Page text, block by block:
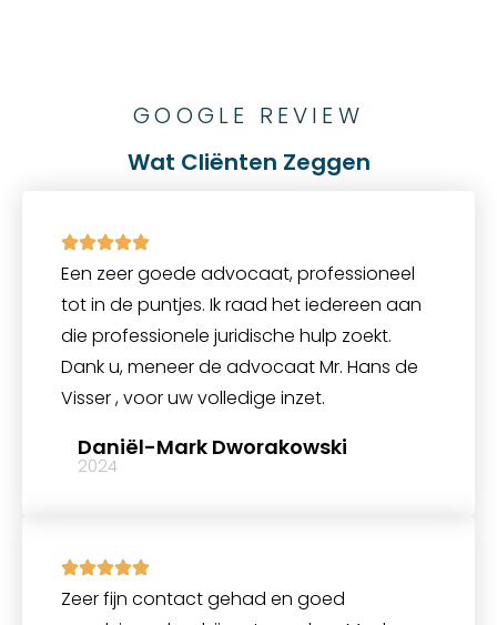
GOOGLE REVIEW
Wat Cliënten Zeggen
Een zeer goede advocaat, professioneel
tot in de puntjes. Ik raad het iedereen aan
die professionele juridische hulp zoekt.
Dank u, meneer de advocaat Mr. Hans de
Visser , voor uw volledige inzet.
Daniël-Mark Dworakowski
2024
Zeer fijn contact gehad en goed